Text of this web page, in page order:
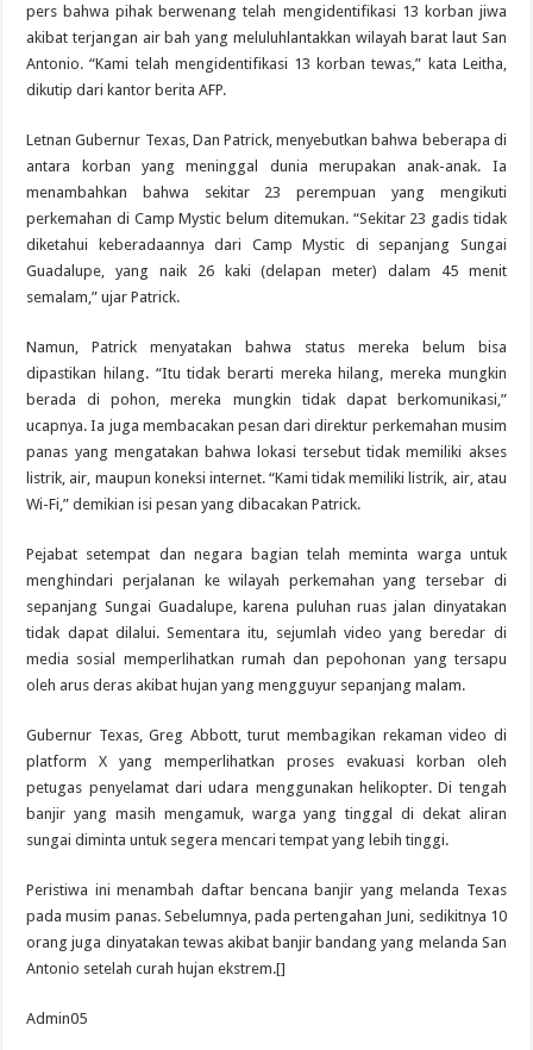
pers bahwa pihak berwenang telah mengidentifikasi 13 korban jiwa
akibat terjangan air bah yang meluluhlantakkan wilayah barat laut San
Antonio. “Kami telah mengidentifikasi 13 korban tewas,” kata Leitha,
dikutip dari kantor berita AFP.
Letnan Gubernur Texas, Dan Patrick, menyebutkan bahwa beberapa di
antara korban yang meninggal dunia merupakan anak-anak. Ia
menambahkan bahwa sekitar 23 perempuan yang mengikuti
perkemahan di Camp Mystic belum ditemukan. “Sekitar 23 gadis tidak
diketahui keberadaannya dari Camp Mystic di sepanjang Sungai
Guadalupe, yang naik 26 kaki (delapan meter) dalam 45 menit
semalam,” ujar Patrick.
Namun, Patrick menyatakan bahwa status mereka belum bisa
dipastikan hilang. “Itu tidak berarti mereka hilang, mereka mungkin
berada di pohon, mereka mungkin tidak dapat berkomunikasi,”
ucapnya. Ia juga membacakan pesan dari direktur perkemahan musim
panas yang mengatakan bahwa lokasi tersebut tidak memiliki akses
listrik, air, maupun koneksi internet. “Kami tidak memiliki listrik, air, atau
Wi-Fi,” demikian isi pesan yang dibacakan Patrick.
Pejabat setempat dan negara bagian telah meminta warga untuk
menghindari perjalanan ke wilayah perkemahan yang tersebar di
sepanjang Sungai Guadalupe, karena puluhan ruas jalan dinyatakan
tidak dapat dilalui. Sementara itu, sejumlah video yang beredar di
media sosial memperlihatkan rumah dan pepohonan yang tersapu
oleh arus deras akibat hujan yang mengguyur sepanjang malam.
Gubernur Texas, Greg Abbott, turut membagikan rekaman video di
platform X yang memperlihatkan proses evakuasi korban oleh
petugas penyelamat dari udara menggunakan helikopter. Di tengah
banjir yang masih mengamuk, warga yang tinggal di dekat aliran
sungai diminta untuk segera mencari tempat yang lebih tinggi.
Peristiwa ini menambah daftar bencana banjir yang melanda Texas
pada musim panas. Sebelumnya, pada pertengahan Juni, sedikitnya 10
orang juga dinyatakan tewas akibat banjir bandang yang melanda San
Antonio setelah curah hujan ekstrem.[]
Admin05